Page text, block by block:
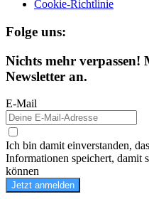
Cookie-Richtlinie
Folge uns:
Nichts mehr verpassen!
Newsletter an.
E-Mail
Ich bin damit einverstanden,
Informationen speichert, damit
können
Jetzt anmelden